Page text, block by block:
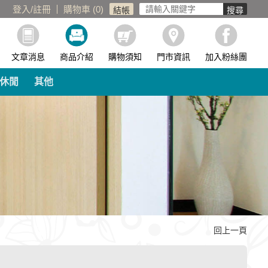
登入/註冊 購物車 (0)
文章消息 商品介紹 購物須知 門市資訊 加入粉絲團
閒 其他
回上一頁